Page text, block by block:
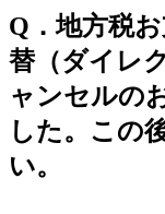
Q．地方税
替（ダイレ
ャンセルの
した。この
い。